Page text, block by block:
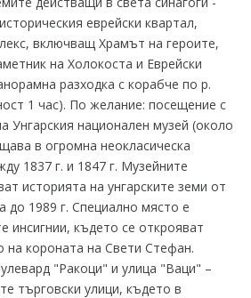
еврейски квартал,
включващ Храмът на героите,
на Холокоста и Еврейски
разходка с корабче по р.
1 час). По желание: посещение с
Унгарския национален музей (около
в огромна неокласическа
1837 г. и 1847 г. Музейните
историята на унгарските земи от
до 1989 г. Специално място е
инсигнии, където се открояват
на короната на Свети Стефан.
"Ракоци" и улица "Ваци" –
търговски улици, където в